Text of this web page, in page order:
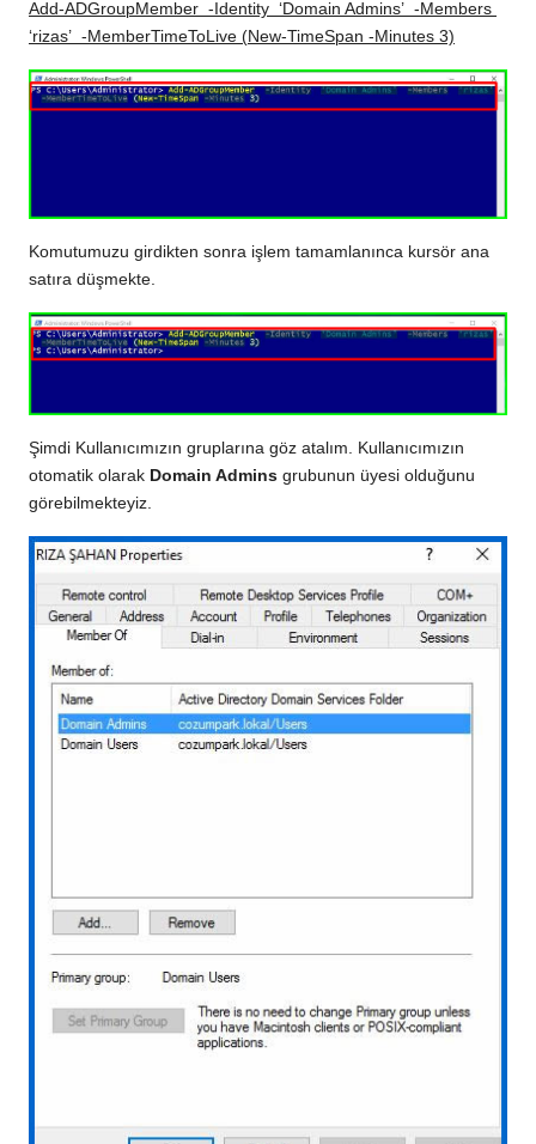
Add-ADGroupMember -Identity ‘Domain Admins’ -Members
‘rizas’ -MemberTimeToLive (New-TimeSpan -Minutes 3)
Komutumuzu girdikten sonra işlem tamamlanınca kursör ana
satıra düşmekte.
Şimdi Kullanıcımızın gruplarına göz atalım. Kullanıcımızın
otomatik olarak Domain Admins grubunun üyesi olduğunu
görebilmekteyiz.